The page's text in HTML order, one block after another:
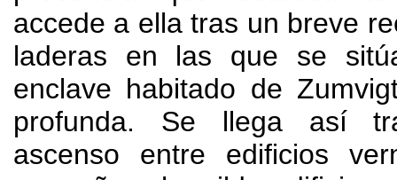
accede a ella tras un breve
laderas en las que se
enclave habitado de
profunda. Se llega así
ascenso entre edificios